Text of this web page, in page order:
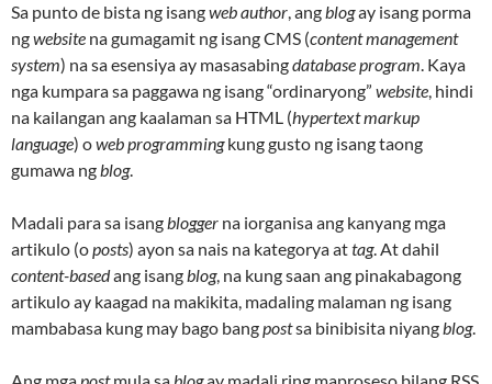
Sa punto de bista ng isangweb author, angblogay isang porma
ngwebsite na gumagamit ng isang CMS (content management
system) na sa esensiya ay masasabingdatabase program. Kaya
nga kumpara sa paggawa ng isang “ordinaryong” website, hindi
na kailangan ang kaalaman sa HTML (hypertext markup
language) oweb programmingkung gusto ng isang taong
gumawa ngblog.
Madali para sa isangblogger na iorganisa ang kanyang mga
artikulo (oposts) ayon sa nais na kategorya attag. At dahil
content-basedang isangblog, na kung saan ang pinakabagong
artikulo ay kaagad na makikita, madaling malaman ng isang
mambabasa kung may bago bangpostsa binibisita niyangblog.